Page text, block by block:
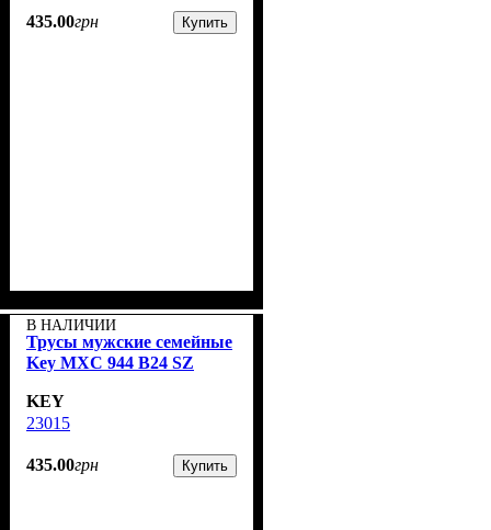
435.00грн Купить
В НАЛИЧИИ
Трусы мужские семейные
Key MXC 944 В24 SZ
KEY
23015
435.00грн Купить